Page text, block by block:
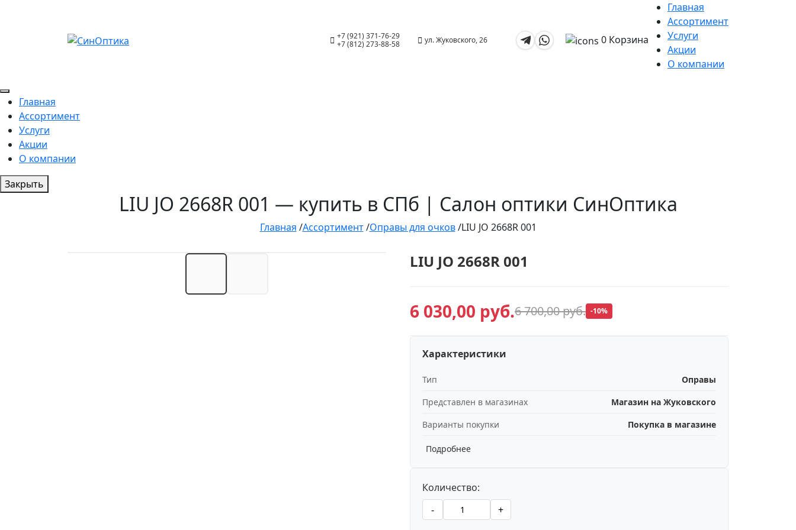
+7 (921) 371-76-29
+7 (812) 273-88-58
ул. Жуковского, 26 0 Корзина
Главная
Ассортимент
Услуги
Акции
О компании
Главная
Ассортимент
Услуги
Акции
О компании
Закрыть
LIU JO 2668R 001 — купить в СПб | Салон оптики СинОптика
Главная /Ассортимент /Оправы для очков /LIU JO 2668R 001
LIU JO 2668R 001
6 030,00 руб.6 700,00 руб. -10%
Характеристики
Тип
Оправы
Представлен в магазинах
Магазин на Жуковского
Варианты покупки
Покупка в магазине
Подробнее
Количество:
-
+